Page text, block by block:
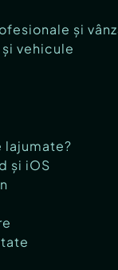
și
vehicule
lajumate?
și iOS